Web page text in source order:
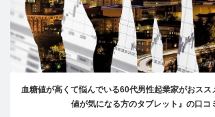
血糖値が高くて悩んでいる60代男性起業家がおスス
値が気になる方のタブレット』の口コ